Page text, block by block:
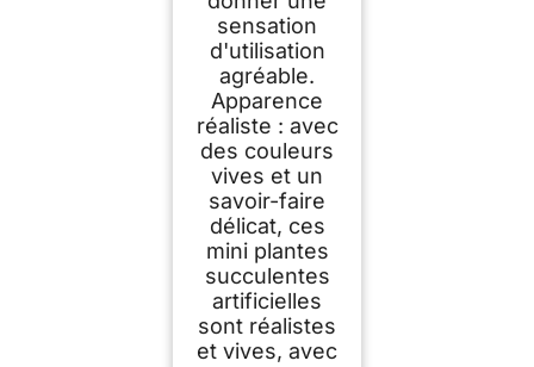
sensation
d'utilisation
agréable.
Apparence
réaliste : avec
des couleurs
vives et un
savoir-faire
délicat, ces
mini plantes
succulentes
artificielles
sont réalistes
et vives, avec